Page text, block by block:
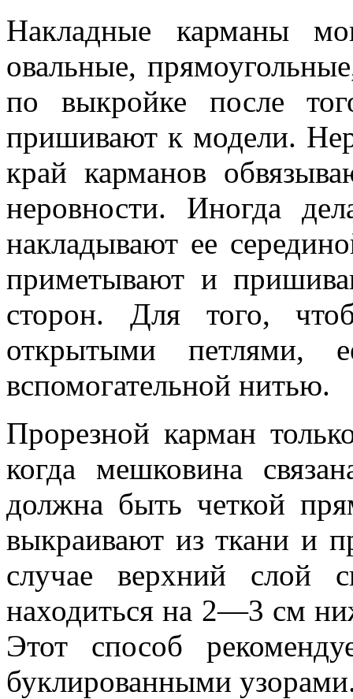
Накладные карманы
овальные,
по выкройке после
пришивают к модели.
край карманов
неровности. Иногда
накладывают ее
приметывают и
сторон. Для того,
открытыми петлями,
вспомогательной нитью.
Прорезной карман
когда мешковина
должна быть четкой
выкраивают из ткани и
случае верхний слой
находиться на 2—3 см
Этот способ
буклированными